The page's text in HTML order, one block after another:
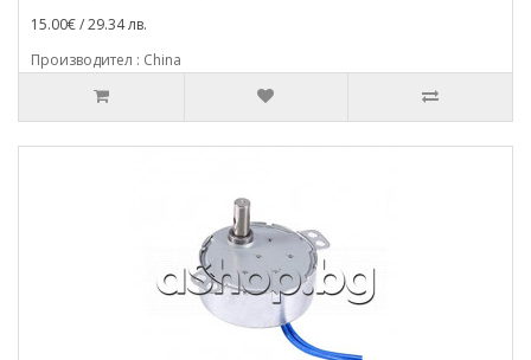
15.00€ / 29.34 лв.
Производител : China